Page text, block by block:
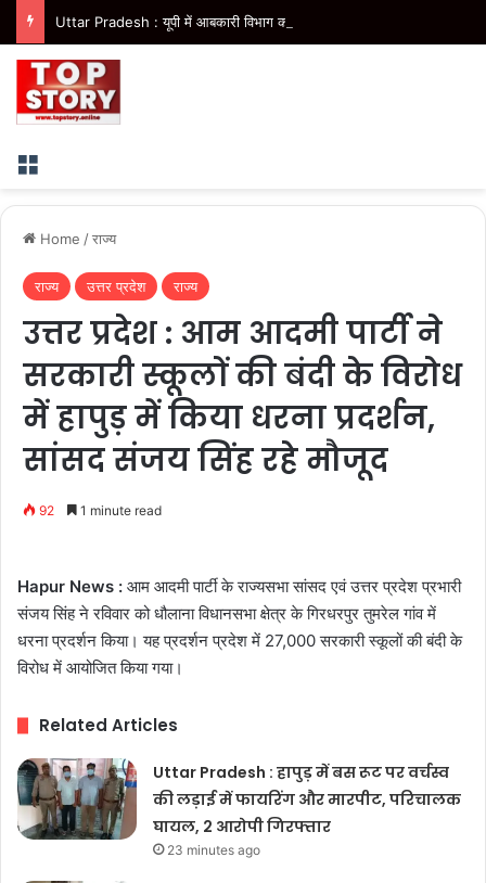
Menu
Home /राज्य
राज्य उत्तर प्रदेश राज्य
उत्तर प्रदेश : आम आदमी पार्टी ने
सरकारी स्कूलों की बंदी के विरोध
में हापुड़ में किया धरना प्रदर्शन,
सांसद संजय सिंह रहे मौजूद
92 1 minute read
Hapur News : आम आदमी पार्टी के राज्यसभा सांसद एवं उत्तर प्रदेश प्रभारी
संजय सिंह ने रविवार को धौलाना विधानसभा क्षेत्र के गिरधरपुर तुमरेल गांव में
धरना प्रदर्शन किया। यह प्रदर्शन प्रदेश में 27,000 सरकारी स्कूलों की बंदी के
विरोध में आयोजित किया गया।
Related Articles
Uttar Pradesh : हापुड़ में बस रूट पर वर्चस्व
की लड़ाई में फायरिंग और मारपीट, परिचालक
घायल, 2 आरोपी गिरफ्तार
23 minutes ago